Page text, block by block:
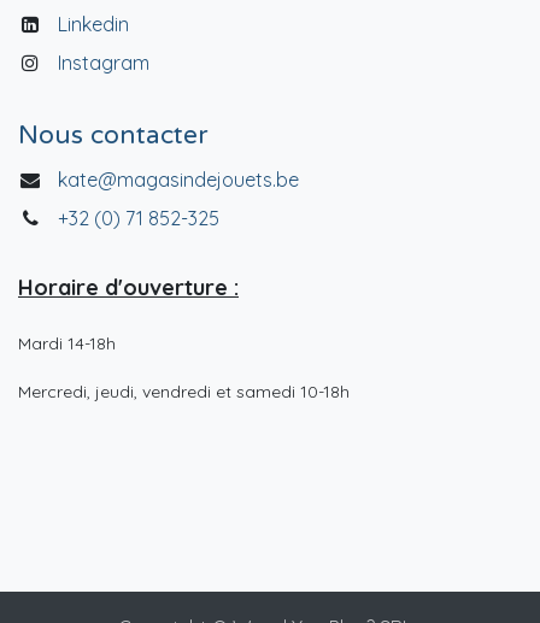
Linkedin
Instagram
Nous contacter
kate@magasindejouets.be
+32 (0) 71 852-325
Horaire d'ouverture :
Mardi 14-18h
Mercredi, jeudi, vendredi et samedi 10-18h